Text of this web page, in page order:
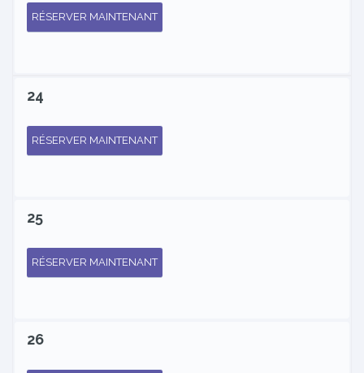
RÉSERVER MAINTENANT
24
RÉSERVER MAINTENANT
25
RÉSERVER MAINTENANT
26